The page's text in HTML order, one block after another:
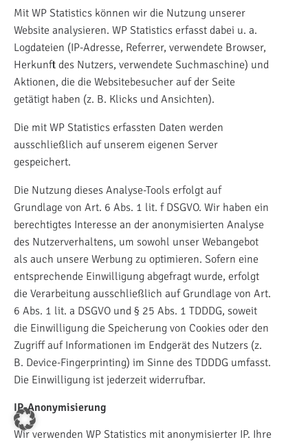
Mit WP Statistics können wir die Nutzung unserer
Website analysieren. WP Statistics erfasst dabei u. a.
Logdateien (IP-Adresse, Referrer, verwendete Browser,
Herkunft des Nutzers, verwendete Suchmaschine) und
Aktionen, die die Websitebesucher auf der Seite
getätigt haben (z. B. Klicks und Ansichten).
Die mit WP Statistics erfassten Daten werden
ausschließlich auf unserem eigenen Server
gespeichert.
Die Nutzung dieses Analyse-Tools erfolgt auf
Grundlage von Art. 6 Abs. 1 lit. f DSGVO. Wir haben ein
berechtigtes Interesse an der anonymisierten Analyse
des Nutzerverhaltens, um sowohl unser Webangebot
als auch unsere Werbung zu optimieren. Sofern eine
entsprechende Einwilligung abgefragt wurde, erfolgt
die Verarbeitung ausschließlich auf Grundlage von Art.
6 Abs. 1 lit. a DSGVO und § 25 Abs. 1 TDDDG, soweit
die Einwilligung die Speicherung von Cookies oder den
Zugriff auf Informationen im Endgerät des Nutzers (z.
B. Device-Fingerprinting) im Sinne des TDDDG umfasst.
Die Einwilligung ist jederzeit widerrufbar.
IP-Anonymisierung
Wir verwenden WP Statistics mit anonymisierter IP. Ihre